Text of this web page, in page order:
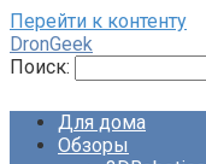
Перейти к контенту
DronGeek
Поиск:
Для дома
Обзоры